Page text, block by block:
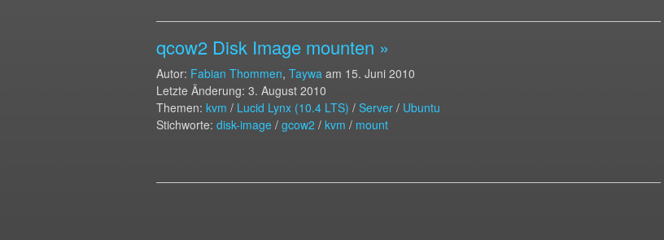
qcow2 Disk Image mounten »
Autor: Fabian Thommen, Taywa am 15. Juni 2010
Letzte Änderung: 3. August 2010
Themen: kvm / Lucid Lynx (10.4 LTS) / Server / Ubuntu
Stichworte: disk-image / gcow2 / kvm / mount